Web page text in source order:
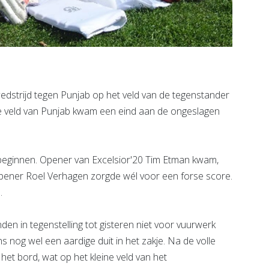
tegen Punjab op het veld van de tegenstander
van Punjab kwam een eind aan de ongeslagen
Opener van Excelsior'20 Tim Etman kwam,
Roel Verhagen zorgde wél voor een forse score.
in tegenstelling tot gisteren niet voor vuurwerk
nog wel een aardige duit in het zakje. Na de volle
bord, wat op het kleine veld van het